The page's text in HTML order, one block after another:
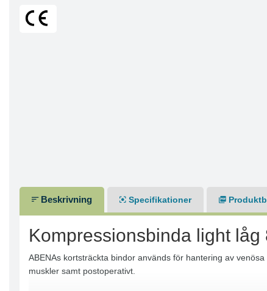
Beskrivning Specifikationer
Kompressionsbinda light låg
ABENAs kortsträckta bindor används för hantering av
muskler samt postoperativt.